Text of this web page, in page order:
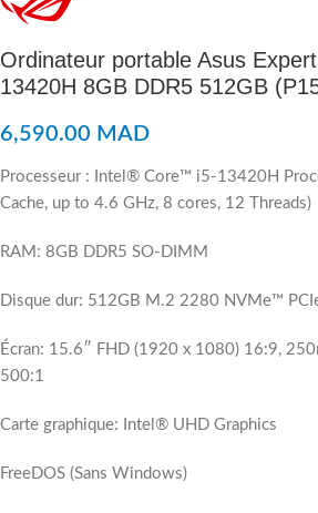
Ordinateur portable Asus
13420H 8GB DDR5 512GB
6,590.00 MAD
Processeur : Intel® Core™ i5-13420H
Cache, up to 4.6 GHz, 8 cores, 12 Threads)
RAM: 8GB DDR5 SO-DIMM
Disque dur: 512GB M.2 2280 NVMe™
Écran: 15.6″ FHD (1920 x 1080) 16:9,
500:1
Carte graphique: Intel® UHD Graphics
FreeDOS (Sans Windows)